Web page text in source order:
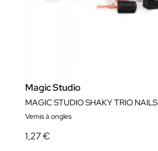
Magic Studio
MAGIC STUDIO SHAKY TRIO NAILS
Vernis à ongles
1,27 €